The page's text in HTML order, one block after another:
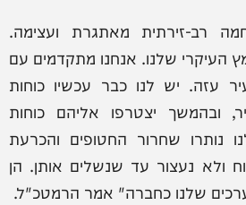
רב-זירתית מאתגרת ועצימה.
העיקרי שלנו. אנחנו מתקדמים עם
עזה. יש לנו כבר עכשיו כוחות
ובהמשך יצטרפו אליהם כוחות
נותרו שחרור החטופים והכרעת
ולא נעצור עד שנשלים אותן. הן
שלנו כחברה" אמר הרמטכ"ל.